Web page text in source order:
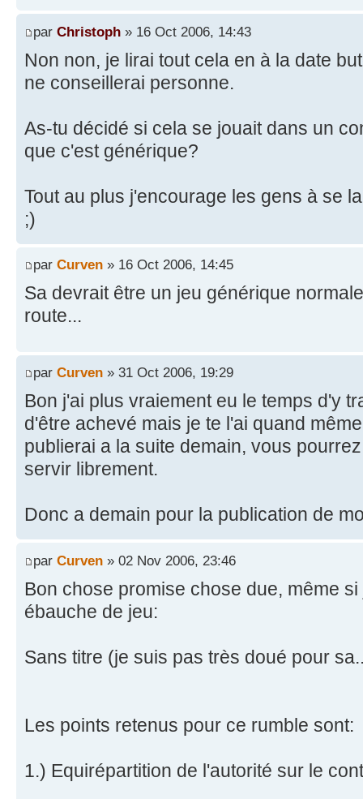
par Christoph » 16 Oct 2006, 14:43
Non non, je lirai tout cela en à la date
ne conseillerai personne.
As-tu décidé si cela se jouait dans un
que c'est générique?
Tout au plus j'encourage les gens à se
;)
par Curven » 16 Oct 2006, 14:45
Sa devrait être un jeu générique
route...
par Curven » 31 Oct 2006, 19:29
Bon j'ai plus vraiement eu le temps d'y
d'être achevé mais je te l'ai quand
publierai a la suite demain, vous
servir librement.
Donc a demain pour la publication de
par Curven » 02 Nov 2006, 23:46
Bon chose promise chose due, même
ébauche de jeu:
Sans titre (je suis pas très doué pour
Les points retenus pour ce rumble sont:
1.) Equirépartition de l'autorité sur le